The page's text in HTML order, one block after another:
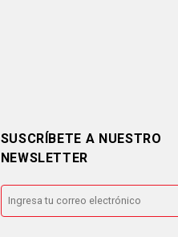
SUSCRÍBETE A NUESTRO
NEWSLETTER